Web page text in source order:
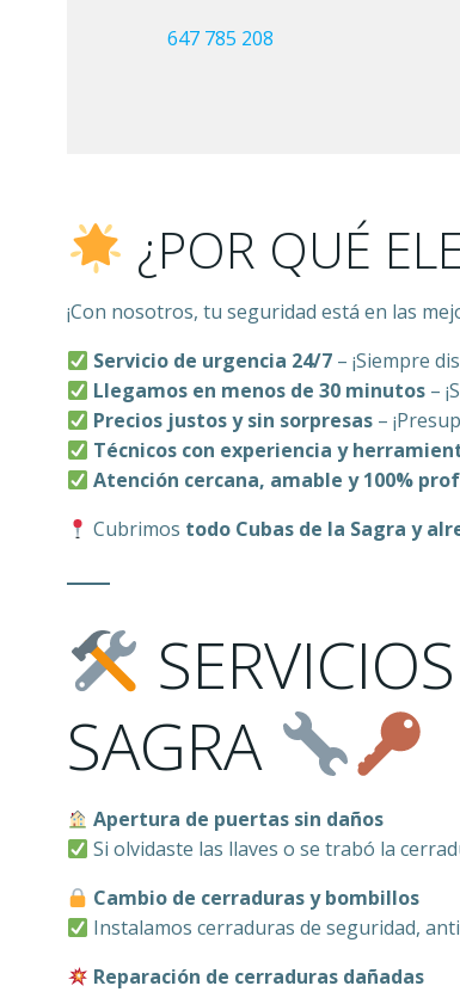
647 785 208
¿POR QUÉ
¡Con nosotros, tu seguridad está en las
Servicio de urgencia 24/7 – ¡Siempre
Llegamos en menos de 30 minutos –
Precios justos y sin sorpresas –
Técnicos con experiencia y
Atención cercana, amable y 100%
Cubrimos todo Cubas de la Sagra y
SAGRA
Apertura de puertas sin daños
Si olvidaste las llaves o se trabó la
Cambio de cerraduras y bombillos
Instalamos cerraduras de seguridad,
Reparación de cerraduras dañadas